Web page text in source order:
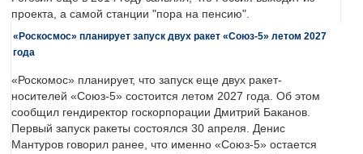
проекта, а самой станции "пора на пенсию".
«Роскосмос» планирует запуск двух ракет «Союз-5» летом 2027
года
«Роскомос» планирует, что запуск еще двух ракет-
носителей «Союз-5» состоится летом 2027 года. Об этом
сообщил гендиректор госкорпорации Дмитрий Баканов.
Первый запуск ракеты состоялся 30 апреля. Денис
Мантуров говорил ранее, что именно «Союз-5» остается